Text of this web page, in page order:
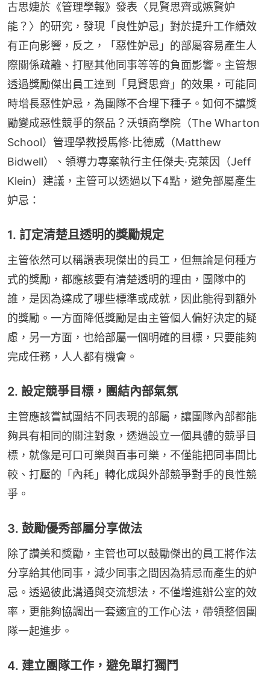
古思婕於《管理學報》發表〈見賢思齊或嫉賢妒
能？〉的研究，發現「良性妒忌」對於提升工作績效
有正向影響，反之，「惡性妒忌」的部屬容易產生人
際關係疏離、打壓其他同事等等的負面影響。主管想
透過獎勵傑出員工達到「見賢思齊」的效果，可能同
時增長惡性妒忌，為團隊不合埋下種子。如何不讓獎
勵變成惡性競爭的祭品？沃頓商學院（The Wharton
School）管理學教授馬修·比德威（Matthew
Bidwell）、領導力專案執行主任傑夫·克萊因（Jeff
Klein）建議，主管可以透過以下4點，避免部屬產生
妒忌：
1. 訂定清楚且透明的獎勵規定
主管依然可以稱讚表現傑出的員工，但無論是何種方
式的獎勵，都應該要有清楚透明的理由，團隊中的
誰，是因為達成了哪些標準或成就，因此能得到額外
的獎勵。一方面降低獎勵是由主管個人偏好決定的疑
慮，另一方面，也給部屬一個明確的目標，只要能夠
完成任務，人人都有機會。
2. 設定競爭目標，團結內部氣氛
主管應該嘗試團結不同表現的部屬，讓團隊內部都能
夠具有相同的關注對象，透過設立一個具體的競爭目
標，就像是可口可樂與百事可樂，不僅能把同事間比
較、打壓的「內耗」轉化成與外部競爭對手的良性競
爭。
3. 鼓勵優秀部屬分享做法
除了讚美和獎勵，主管也可以鼓勵傑出的員工將作法
分享給其他同事，減少同事之間因為猜忌而產生的妒
忌。透過彼此溝通與交流想法，不僅增進辦公室的效
率，更能夠協調出一套適宜的工作心法，帶領整個團
隊一起進步。
4. 建立團隊工作，避免單打獨鬥